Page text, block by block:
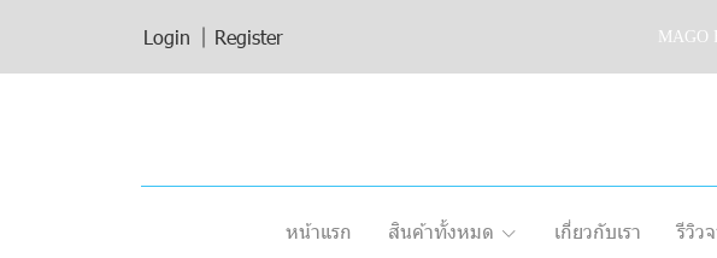
Login Register MAGO
หน้าแรก สินค้าทั้งหมด เกี่ยวกับเรา รีวิว